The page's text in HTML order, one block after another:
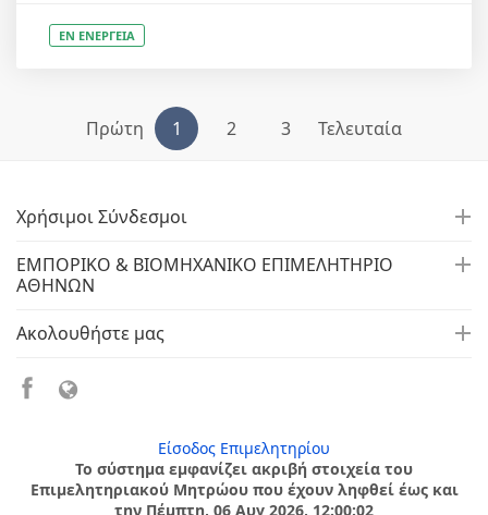
ΕΝ ΕΝΕΡΓΕΙΑ
Πρώτη 1 2 3 Τελευταία
Χρήσιμοι Σύνδεσμοι
ΕΜΠΟΡΙΚΟ & ΒΙΟΜΗΧΑΝΙΚΟ ΕΠΙΜΕΛΗΤΗΡΙΟ
ΑΘΗΝΩΝ
Ακολουθήστε μας
Είσοδος Επιμελητηρίου
Το σύστημα εμφανίζει ακριβή στοιχεία του
Επιμελητηριακού Μητρώου που έχουν ληφθεί έως και
την Πέμπτη, 06 Αυγ 2026, 12:00:02